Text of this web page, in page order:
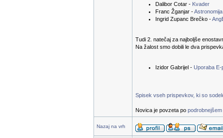
Dalibor Cotar - Kvader
Franc Žganjar -Astronomija
Ingrid Zupanc Brečko -
Tudi 2. natečaj za najboljše
Na žalost smo dobili le dva
Izidor Gabrijel - Uporaba E-
Spisek vseh prispevkov, ki so
Novica je povzeta po
Nazaj na vrh